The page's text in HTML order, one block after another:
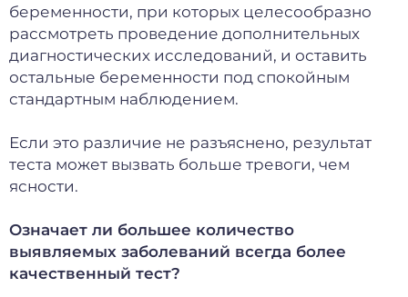
беременности, при которых целесообразно
рассмотреть проведение дополнительных
диагностических исследований, и оставить
остальные беременности под спокойным
стандартным наблюдением.
Если это различие не разъяснено, результат
теста может вызвать больше тревоги, чем
ясности.
Означает ли большее количество
выявляемых заболеваний всегда более
качественный тест?